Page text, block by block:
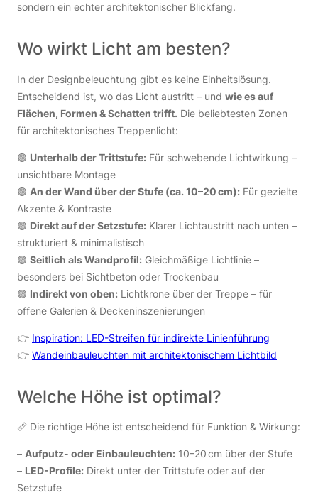
sondern ein echter architektonischer Blickfang.
Wo wirkt Licht am besten?
In der Designbeleuchtung gibt es keine Einheitslösung.
Entscheidend ist, wo das Licht austritt – und wie es auf
Flächen, Formen & Schatten trifft. Die beliebtesten Zonen
für architektonisches Treppenlicht:
🟢 Unterhalb der Trittstufe: Für schwebende Lichtwirkung –
unsichtbare Montage
🟢 An der Wand über der Stufe (ca. 10–20 cm): Für gezielte
Akzente & Kontraste
🟢 Direkt auf der Setzstufe: Klarer Lichtaustritt nach unten –
strukturiert & minimalistisch
🟢 Seitlich als Wandprofil: Gleichmäßige Lichtlinie –
besonders bei Sichtbeton oder Trockenbau
🟢 Indirekt von oben: Lichtkrone über der Treppe – für
offene Galerien & Deckeninszenierungen
👉 Inspiration: LED-Streifen für indirekte Linienführung
👉 Wandeinbauleuchten mit architektonischem Lichtbild
Welche Höhe ist optimal?
📏 Die richtige Höhe ist entscheidend für Funktion & Wirkung:
– Aufputz- oder Einbauleuchten: 10–20 cm über der Stufe
– LED-Profile: Direkt unter der Trittstufe oder auf der
Setzstufe